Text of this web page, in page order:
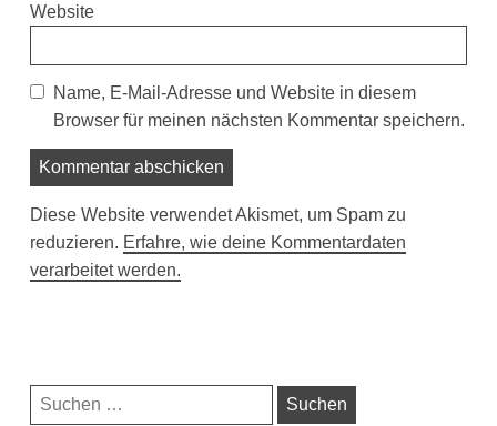
Website
Name, E-Mail-Adresse und Website in diesem
Browser für meinen nächsten Kommentar speichern.
Diese Website verwendet Akismet, um Spam zu
reduzieren. Erfahre, wie deine Kommentardaten
verarbeitet werden.
Navigationsleiste
Suchen
nach: